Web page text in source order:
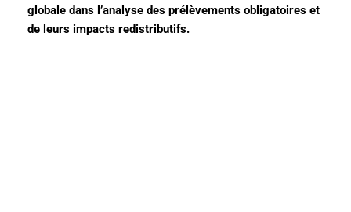
globale dans l’analyse des prélèvements obligatoires et
de leurs impacts redistributifs.